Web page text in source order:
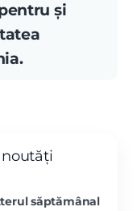
și
săptămânal